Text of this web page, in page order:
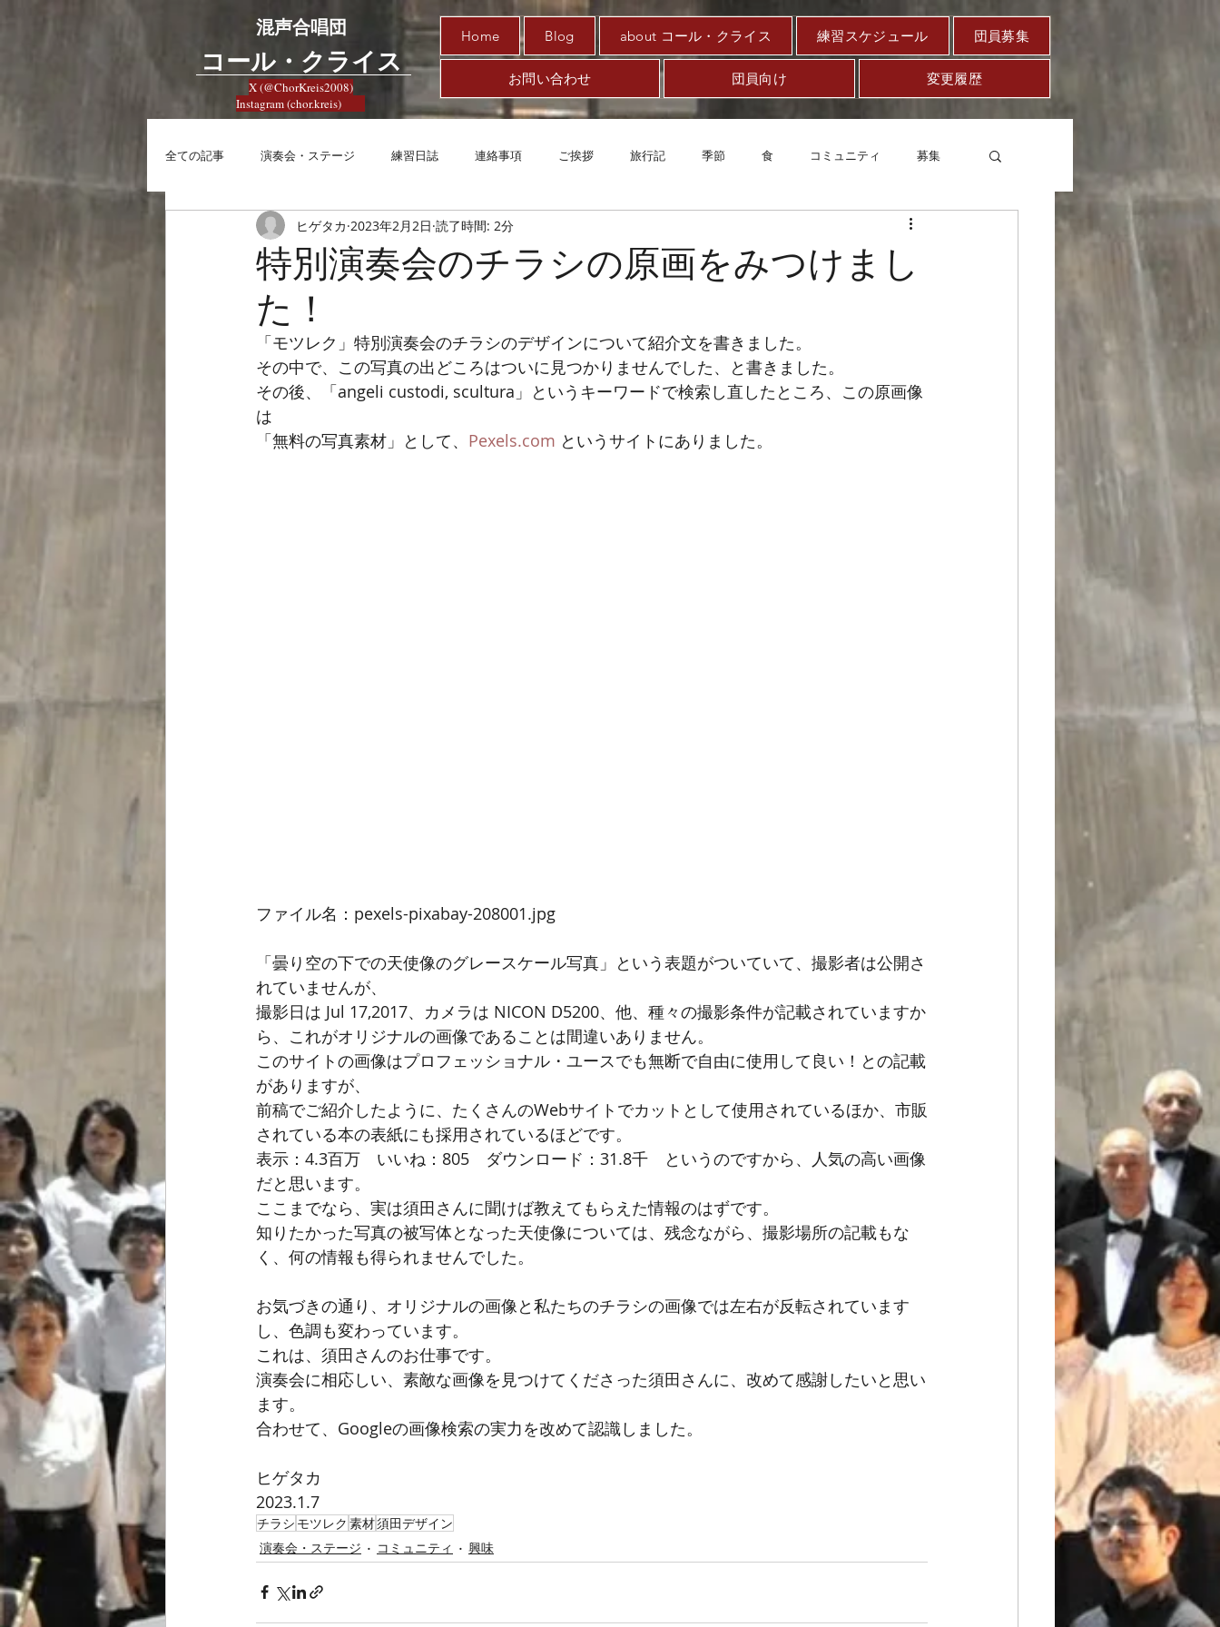
混声合唱団
​コール・クライス
X (@ChorKreis2008)
Instagram (chor.kreis)
Home Blog about コール・クライス 練習スケジュール 団員募集
お問い合わせ 団員向け 変更履歴
全ての記事 演奏会・ステージ 練習日誌 連絡事項 ご挨拶 旅行記 季節 食 コミュニティ 募集
興味 合唱への想い 趣味 対新型コロナ
特別演奏会のチラシの原画をみつけまし
た！
ヒゲタカ 2023年2月2日 読了時間: 2分
「モツレク」特別演奏会のチラシのデザインについて紹介文を書きました。
その中で、この写真の出どころはついに見つかりませんでした、と書きました。
その後、「angeli custodi, scultura」というキーワードで検索し直したところ、この原画像
は
「無料の写真素材」として、 Pexels.com というサイトにありました。
ファイル名：pexels-pixabay-208001.jpg
「曇り空の下での天使像のグレースケール写真」という表題がついていて、撮影者は公開さ
れていませんが、
撮影日は Jul 17,2017、カメラは NICON D5200、他、種々の撮影条件が記載されていますか
ら、これがオリジナルの画像であることは間違いありません。
このサイトの画像はプロフェッショナル・ユースでも無断で自由に使用して良い！との記載
がありますが、
前稿でご紹介したように、たくさんのWebサイトでカットとして使用されているほか、市販
されている本の表紙にも採用されているほどです。
表示：4.3百万　いいね：805　ダウンロード：31.8千　というのですから、人気の高い画像
だと思います。
ここまでなら、実は須田さんに聞けば教えてもらえた情報のはずです。
知りたかった写真の被写体となった天使像については、残念ながら、撮影場所の記載もな
く、何の情報も得られませんでした。
お気づきの通り、オリジナルの画像と私たちのチラシの画像では左右が反転されています
し、色調も変わっています。
これは、須田さんのお仕事です。
演奏会に相応しい、素敵な画像を見つけてくださった須田さんに、改めて感謝したいと思い
ます。
合わせて、Googleの画像検索の実力を改めて認識しました。
ヒゲタカ
2023.1.7
チラシ モツレク 素材須田デザイン
演奏会・ステージ
コミュニティ 興味